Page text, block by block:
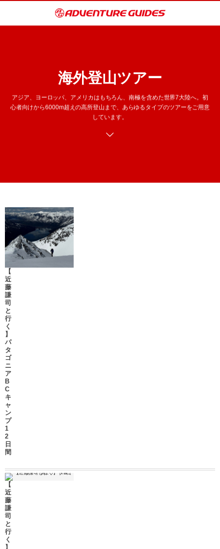
海外登山ツアー
アジア、ヨーロッパ、アメリカはもちろん、南極を含めた世界7大陸へ。初
心者向けから6000m超えの高所登山まで、あらゆるタイプのツアーをご用意
しています。
【
近
藤
謙
司
と
行
く
】
パ
タ
ゴ
ニ
ア
B
C
キ
ャ
ン
プ
1
2
日
間
【
近
藤
謙
司
と
行
く
】